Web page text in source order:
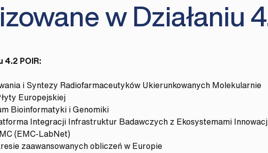
w Działaniu
4.2 POIR:
i Syntezy Radiofarmaceutyków Ukierunkowanych Molekularnie
Europejskiej
Bioinformatyki i Genomiki
Integracji Infrastruktur Badawczych z Ekosystemami
(EMC-LabNet)
zaawansowanych obliczeń w Europie